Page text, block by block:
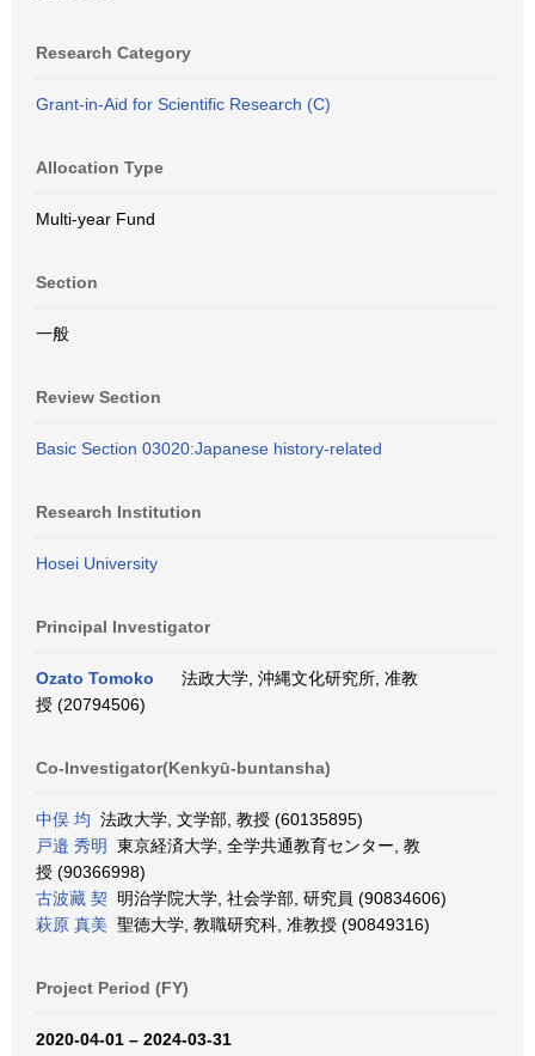
Research Category
Grant-in-Aid for Scientific Research (C)
Allocation Type
Multi-year Fund
Section
一般
Review Section
Basic Section 03020:Japanese history-related
Research Institution
Hosei University
Principal Investigator
Ozato Tomoko
法政大学, 沖縄文化研究所, 准教
授 (20794506)
Co-Investigator(Kenkyū-buntansha)
中俣 均 法政大学, 文学部, 教授 (60135895)
戸邉 秀明
東京経済大学, 全学共通教育センター, 教
授 (90366998)
古波藏 契 明治学院大学, 社会学部, 研究員 (90834606)
萩原 真美 聖徳大学, 教職研究科, 准教授 (90849316)
Project Period (FY)
2020-04-01 – 2024-03-31